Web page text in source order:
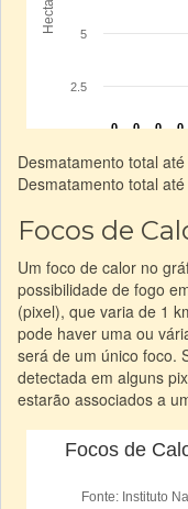
Desmatamento total
Desmatamento total
Focos de
Um foco de calor no
possibilidade de fogo
(pixel), que varia de 1
pode haver uma ou
será de um único foco.
detectada em alguns
estarão associados a